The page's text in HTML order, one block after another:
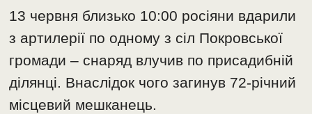
13 червня близько 10:00 росіяни вдарили
з артилерії по одному з сіл Покровської
громади – снаряд влучив по присадибній
ділянці. Внаслідок чого загинув 72-річний
місцевий мешканець.